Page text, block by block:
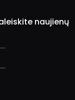
naujienų